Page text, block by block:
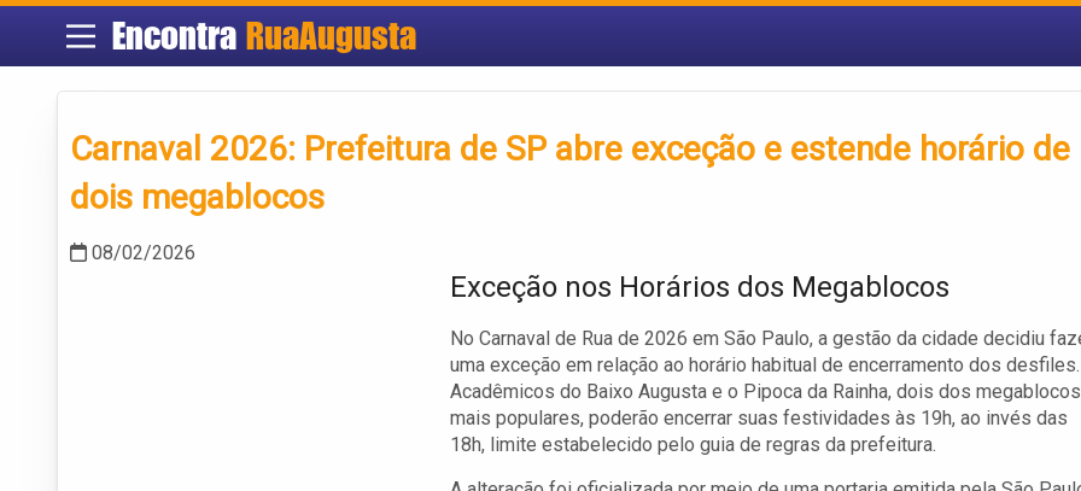
EncontraRuaAugusta
Carnaval 2026: Prefeitura de SP abre exceção e estende horário de
dois megablocos
08/02/2026
Exceção nos Horários dos Megablocos
No Carnaval de Rua de 2026 em São Paulo, a gestão da cidade decidiu
uma exceção em relação ao horário habitual de encerramento dos
Acadêmicos do Baixo Augusta e o Pipoca da Rainha, dois dos megablocos
mais populares, poderão encerrar suas festividades às 19h, ao invés das
18h, limite estabelecido pelo guia de regras da prefeitura.